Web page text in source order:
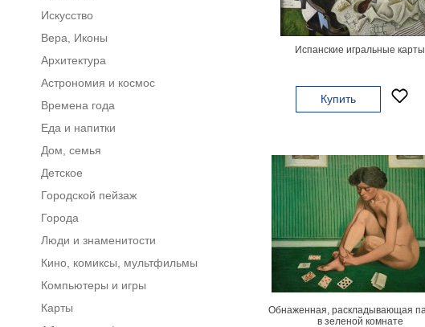
Испанские игральные карты
Купить
Обнаженная, раскладывающая
в зеленой комнате
Искусство
Вера, Иконы
Архитектура
Астрономия и космос
Времена года
Еда и напитки
Дом, семья
Детское
Городской пейзаж
Города
Люди и знаменитости
Кино, комиксы, мультфильмы
Компьютеры и игры
Карты